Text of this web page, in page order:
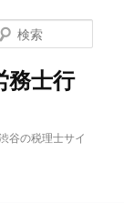
務士行
谷の税理士サイ
索